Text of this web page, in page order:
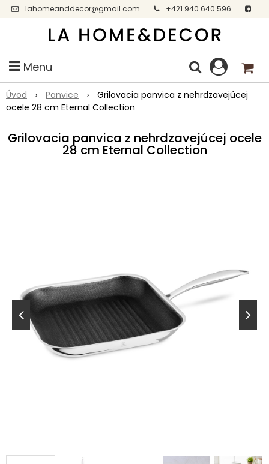
lahomeanddecor@gmail.com
+421 940 640 596
Facebook
Menu
Úvod Panvice
Grilovacia panvica z nehrdzavejúcej
ocele 28 cm Eternal Collection
Grilovacia panvica z nehrdzavejúcej ocele
28 cm Eternal Collection